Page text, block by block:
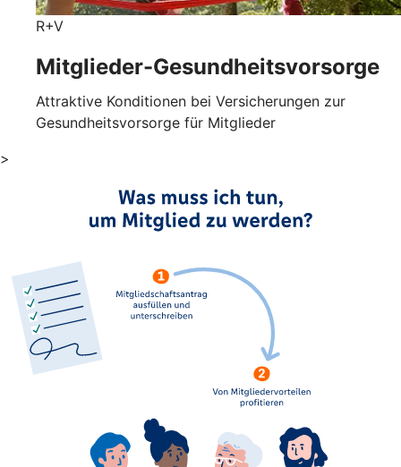
R+V
Mitglieder-Gesundheits­vorsorge
Attraktive Konditionen bei Versicherungen zur
Gesundheitsvorsorge für Mitglieder
>